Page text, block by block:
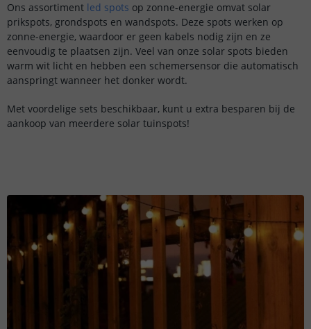
Ons assortiment led spots op zonne-energie omvat solar
prikspots, grondspots en wandspots. Deze spots werken op
zonne-energie, waardoor er geen kabels nodig zijn en ze
eenvoudig te plaatsen zijn. Veel van onze solar spots bieden
warm wit licht en hebben een schemersensor die automatisch
aanspringt wanneer het donker wordt.
Met voordelige sets beschikbaar, kunt u extra besparen bij de
aankoop van meerdere solar tuinspots!